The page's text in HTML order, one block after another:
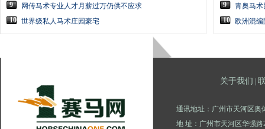
9
网传马术专业人才月薪过万仍供不应求
10 世界级私人马术庄园豪宅
9
青奥马术
10
欧洲混
关于我们
通讯地址：广州市天河区奥
地 址：广州市天河区华强路